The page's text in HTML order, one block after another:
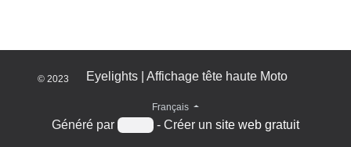
© 2023 Eyelights | Affichage tête haute Moto
Français
Généré par - Créer un site web gratuit